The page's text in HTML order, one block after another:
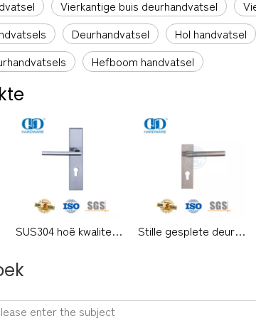
Vierkantige buis deurhandvatsel
Deurhandvatsel Hol handvatsel
Hefboom handvatsel
SUS304 hoë kwaliteit moderne hefboomhandvatsel met plaat vir kantoordeur-DDLP001 Stille gesplete deurslot Woonkamer houtdeurhendelhandvatsel met reghoekplaat -DDTP009